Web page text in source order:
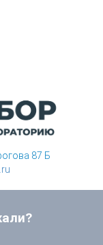
87 Б